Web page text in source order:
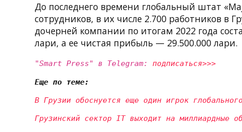
До последнего времени глобальный штат
сотрудников, в их числе 2.700 работников в
дочерней компании по итогам 2022 года
лари, а ее чистая прибыль — 29.500.000 лари.
"Smart Press" в Telegram: подписаться>>>
Еще по теме:
В Грузии обоснуется еще один игрок
Грузинский сектор IT выходит на миллиардные